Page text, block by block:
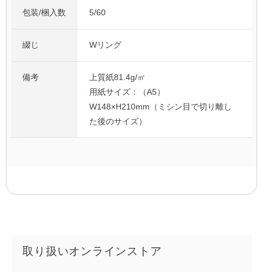
包装/梱入数 5/60
綴じ Wリング
備考
上質紙81.4g/㎡
用紙サイズ：（A5）
W148×H210mm（ミシン目で切り離し
た後のサイズ）
取り扱いオンラインストア